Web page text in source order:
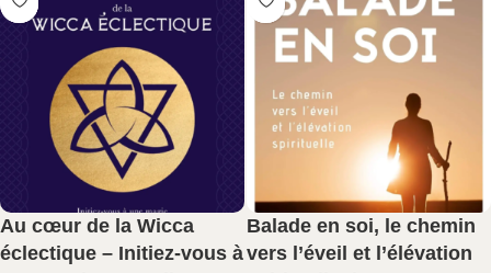
Au cœur de la Wicca
éclectique – Initiez-vous à
Balade en soi, le chemin
vers l’éveil et l’élévation